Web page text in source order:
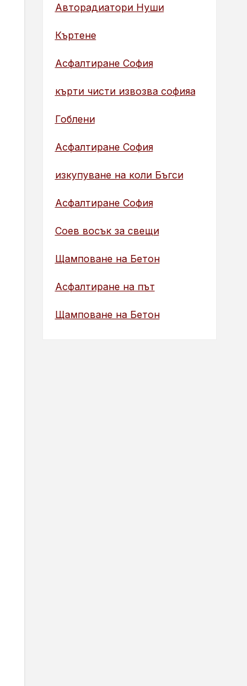
Авторадиатори Нуши
Къртене
Асфалтиране София
кърти чисти извозва софияа
Гоблени
Асфалтиране София
изкупуване на коли Бъгси
Асфалтиране София
Соев восък за свещи
Щамповане на Бетон
Асфалтиране на път
Щамповане на Бетон